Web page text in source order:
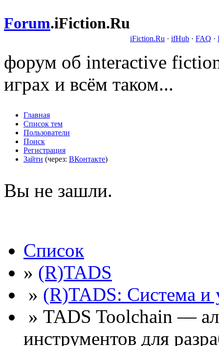
Forum.iFiction.Ru
iFiction.Ru · ifHub · FAQ ·
форум об interactive
играх и всём таком...
Главная
Список тем
Пользователи
Поиск
Регистрация
Зайти (через: ВКонтакте)
Вы не зашли.
Список
» (R)TADS
» (R)TADS: Система и
» TADS Toolchain —
инструментов для